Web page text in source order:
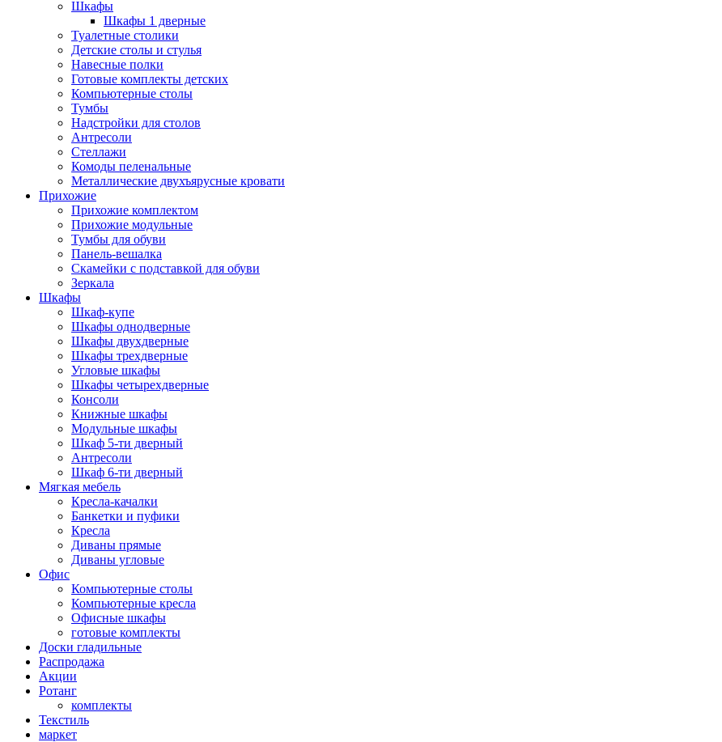
Шкафы
Шкафы 1 дверные
Туалетные столики
Детские столы и стулья
Навесные полки
Готовые комплекты детских
Компьютерные столы
Тумбы
Надстройки для столов
Антресоли
Стеллажи
Комоды пеленальные
Металлические двухъярусные кровати
Прихожие
Прихожие комплектом
Прихожие модульные
Тумбы для обуви
Панель-вешалка
Скамейки с подставкой для обуви
Зеркала
Шкафы
Шкаф-купе
Шкафы однодверные
Шкафы двухдверные
Шкафы трехдверные
Угловые шкафы
Шкафы четырехдверные
Консоли
Книжные шкафы
Модульные шкафы
Шкаф 5-ти дверный
Антресоли
Шкаф 6-ти дверный
Мягкая мебель
Кресла-качалки
Банкетки и пуфики
Кресла
Диваны прямые
Диваны угловые
Офис
Компьютерные столы
Компьютерные кресла
Офисные шкафы
готовые комплекты
Доски гладильные
Распродажа
Акции
Ротанг
комплекты
Текстиль
маркет